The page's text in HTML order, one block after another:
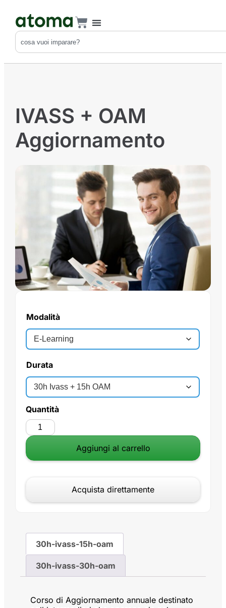
IVASS + OAM
Aggiornamento
Modalità
Durata
Quantità
Aggiungi al carrello
Acquista direttamente
30h-ivass-15h-oam
30h-ivass-30h-oam
Corso di Aggiornamento annuale destinato